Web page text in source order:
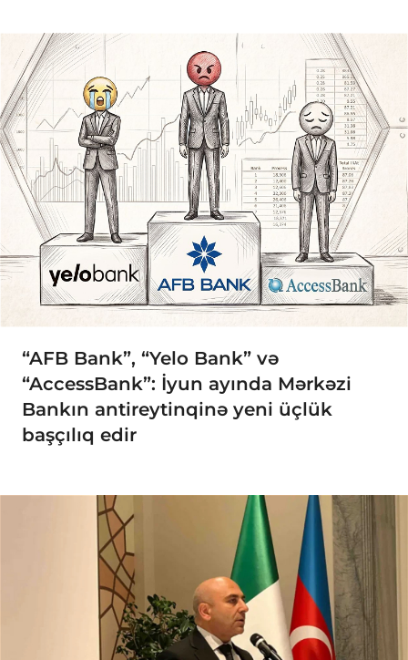
“AFB Bank”, “Yelo Bank” və
“AccessBank”: İyun ayında Mərkəzi
Bankın antireytinqinə yeni üçlük
başçılıq edir